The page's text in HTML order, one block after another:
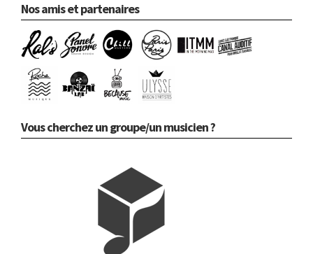
Nos amis et partenaires
Vous cherchez un groupe/un musicien ?